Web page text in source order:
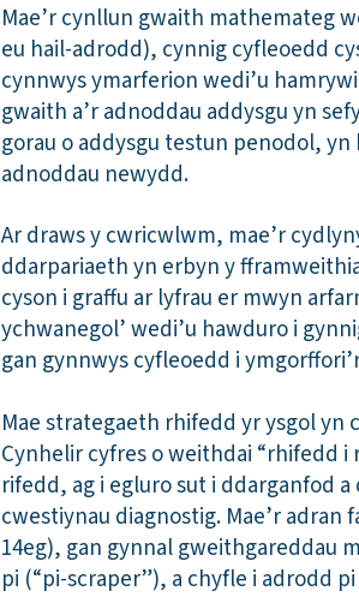
Mae’r cynllun gwaith mathemateg
eu hail-adrodd), cynnig cyfleoedd
cynnwys ymarferion wedi’u
gwaith a’r adnoddau addysgu yn
gorau o addysgu testun penodol,
adnoddau newydd.
Ar draws y cwricwlwm, mae’r
ddarpariaeth yn erbyn y
cyson i graffu ar lyfrau er mwyn
ychwanegol’ wedi’u hawduro i
gan gynnwys cyfleoedd i
Mae strategaeth rhifedd yr ysgol yn
Cynhelir cyfres o weithdai “rhifedd
rifedd, ag i egluro sut i ddarganfod
cwestiynau diagnostig. Mae’r
14eg), gan gynnal gweithgareddau
pi (“pi-scraper”), a chyfle i adrodd